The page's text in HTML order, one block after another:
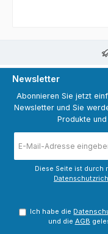
Newsletter
Abonnieren Sie jetzt
Newsletter und Sie
Produkte
Mail-
Adresse
Diese Seite ist durch
Ich habe die
und die AGB